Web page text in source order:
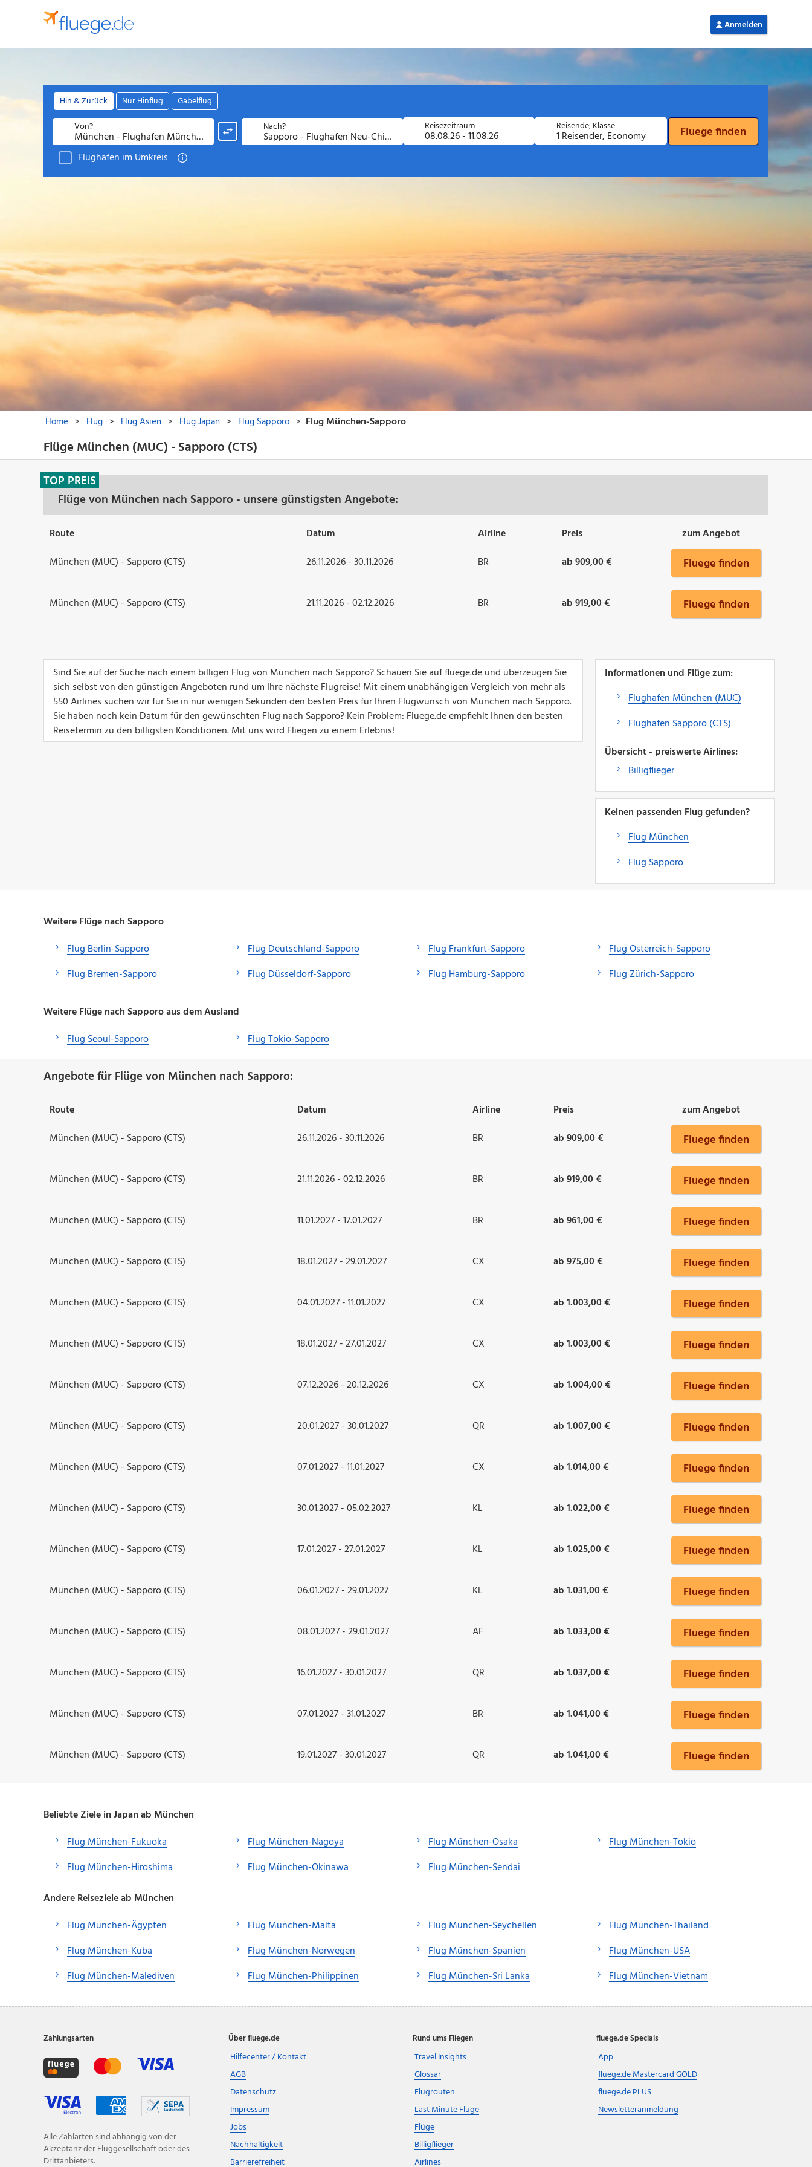
Flüge München (MUC) - Sapporo (CTS)
Flüge von München nach Sapporo - unsere günstigsten Angebote:
TOP PREIS
Route Datum Airline Preis
zum Angebot
München (MUC) - Sapporo (CTS)
26.11.2026 - 30.11.2026 BR ab 909,00 € Fluege finden
München (MUC) - Sapporo (CTS) 21.11.2026 - 02.12.2026 BR ab 919,00 € Fluege finden
Sind Sie auf der Suche nach einem billigen Flug von München nach Sapporo? Schauen Sie auf fluege.de und überzeugen Sie
sich selbst von den günstigen Angeboten rund um Ihre nächste Flugreise! Mit einem unabhängigen Vergleich von mehr als
550 Airlines suchen wir für Sie in nur wenigen Sekunden den besten Preis für Ihren Flugwunsch von München nach Sapporo.
Sie haben noch kein Datum für den gewünschten Flug nach Sapporo? Kein Problem: Fluege.de empfiehlt Ihnen den besten
Reisetermin zu den billigsten Konditionen. Mit uns wird Fliegen zu einem Erlebnis!
Informationen und Flüge zum:
Flughafen München (MUC)
Flughafen Sapporo (CTS)
Übersicht - preiswerte Airlines:
Billigflieger
Keinen passenden Flug gefunden?
Flug München
Flug Sapporo
Weitere Flüge nach Sapporo
Flug Berlin-Sapporo
Flug Bremen-Sapporo
Flug Deutschland-Sapporo
Flug Düsseldorf-Sapporo
Flug Frankfurt-Sapporo
Flug Hamburg-Sapporo
Flug Österreich-Sapporo
Flug Zürich-Sapporo
Weitere Flüge nach Sapporo aus dem Ausland
Flug Seoul-Sapporo
Flug Tokio-Sapporo
Angebote für Flüge von München nach Sapporo:
Route Datum Airline Preis
zum Angebot
München (MUC) - Sapporo (CTS)
26.11.2026 - 30.11.2026 BR ab 909,00 € Fluege finden
München (MUC) - Sapporo (CTS) 21.11.2026 - 02.12.2026 BR ab 919,00 € Fluege finden
München (MUC) - Sapporo (CTS) 11.01.2027 - 17.01.2027 BR ab 961,00 € Fluege finden
München (MUC) - Sapporo (CTS) 18.01.2027 - 29.01.2027 CX ab 975,00 € Fluege finden
München (MUC) - Sapporo (CTS) 04.01.2027 - 11.01.2027 CX ab 1.003,00 € Fluege finden
München (MUC) - Sapporo (CTS) 18.01.2027 - 27.01.2027 CX ab 1.003,00 € Fluege finden
München (MUC) - Sapporo (CTS) 07.12.2026 - 20.12.2026 CX ab 1.004,00 € Fluege finden
München (MUC) - Sapporo (CTS) 20.01.2027 - 30.01.2027 QR ab 1.007,00 € Fluege finden
München (MUC) - Sapporo (CTS) 07.01.2027 - 11.01.2027 CX ab 1.014,00 € Fluege finden
München (MUC) - Sapporo (CTS) 30.01.2027 - 05.02.2027 KL ab 1.022,00 € Fluege finden
München (MUC) - Sapporo (CTS) 17.01.2027 - 27.01.2027 KL ab 1.025,00 € Fluege finden
München (MUC) - Sapporo (CTS) 06.01.2027 - 29.01.2027 KL ab 1.031,00 € Fluege finden
München (MUC) - Sapporo (CTS) 08.01.2027 - 29.01.2027 AF ab 1.033,00 € Fluege finden
München (MUC) - Sapporo (CTS) 16.01.2027 - 30.01.2027 QR ab 1.037,00 € Fluege finden
München (MUC) - Sapporo (CTS) 07.01.2027 - 31.01.2027 BR ab 1.041,00 € Fluege finden
München (MUC) - Sapporo (CTS) 19.01.2027 - 30.01.2027 QR ab 1.041,00 € Fluege finden
Beliebte Ziele in Japan ab München
Flug München-Fukuoka
Flug München-Hiroshima
Flug München-Nagoya
Flug München-Okinawa
Flug München-Osaka
Flug München-Sendai
Flug München-Tokio
Andere Reiseziele ab München
Flug München-Ägypten
Flug München-Kuba
Flug München-Malediven
Flug München-Malta
Flug München-Norwegen
Flug München-Philippinen
Flug München-Seychellen
Flug München-Spanien
Flug München-Sri Lanka
Flug München-Thailand
Flug München-USA
Flug München-Vietnam